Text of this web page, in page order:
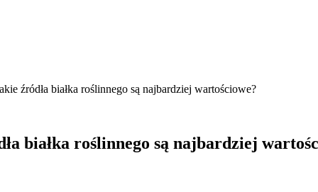
źródła białka roślinnego są najbardziej wartościowe?
białka roślinnego są najbardziej